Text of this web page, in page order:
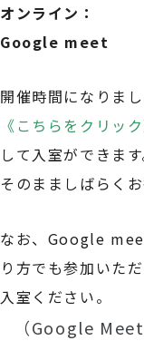
オンライン：
Google meet
開催時間になりま
《こちらをクリック
して入室ができま
そのまましばらく
なお、Google
り方でも参加いた
入室ください。
（Google